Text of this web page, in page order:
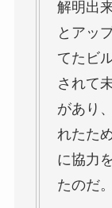
解明出
とアッ
てたビ
されて
があり
れたた
に協力
たのだ。